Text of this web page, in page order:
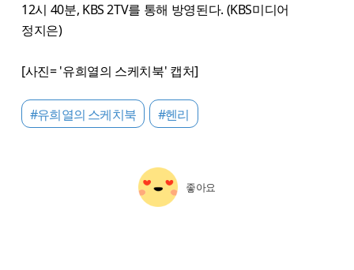
12시 40분, KBS 2TV를 통해 방영된다. (KBS미디어
정지은)
[사진= '유희열의 스케치북' 캡처]
#유희열의 스케치북 #헨리
좋아요